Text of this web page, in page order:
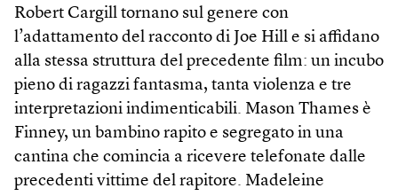
Robert Cargill tornano sul genere con
l’adattamento del racconto di Joe Hill e si affidano
alla stessa struttura del precedente film: un incubo
pieno di ragazzi fantasma, tanta violenza e tre
interpretazioni indimenticabili. Mason Thames è
Finney, un bambino rapito e segregato in una
cantina che comincia a ricevere telefonate dalle
precedenti vittime del rapitore. Madeleine